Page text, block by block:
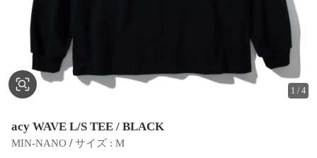
1 /4
acy WAVE L/S TEE / BLACK
MIN-NANO / サイズ : M